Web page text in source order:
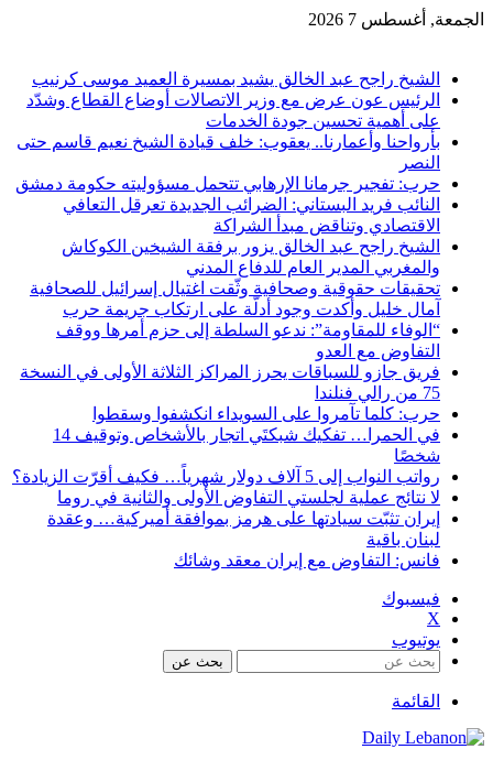
الجمعة, أغسطس 7 2026
الشيخ راجح عبد الخالق يشيد بمسيرة العميد موسى كرنيب
الرئيس عون عرض مع وزير الاتصالات أوضاع القطاع وشدّد
على أهمية تحسين جودة الخدمات
بأرواحنا وأعمارنا.. يعقوب: خلف قيادة الشيخ نعيم قاسم حتى
النصر
حرب: تفجير جرمانا الإرهابي تتحمل مسؤوليته حكومة دمشق
النائب فريد البستاني: الضرائب الجديدة تعرقل التعافي
الاقتصادي وتناقض مبدأ الشراكة
الشيخ راجح عبد الخالق يزور برفقة الشيخين الكوكاش
والمغربي المدير العام للدفاع المدني
تحقيقات حقوقية وصحافية وثّقت اغتيال إسرائيل للصحافية
آمال خليل وأكدت وجود أدلّة على ارتكاب جريمة حرب
“الوفاء للمقاومة”: ندعو السلطة إلى حزم أمرها ووقف
التفاوض مع العدو
فريق جازو للسباقات يحرز المراكز الثلاثة الأولى في النسخة
75 من رالي فنلندا
حرب: كلما تآمروا على السويداء انكشفوا وسقطوا
في الحمرا… تفكيك شبكتَي اتجار بالأشخاص وتوقيف 14
شخصًا
رواتب النواب إلى 5 آلاف دولار شهرياً… فكيف أقرّت الزيادة؟
لا نتائج عملية لجلستي التفاوض الأولى والثانية في روما
إيران تثبّت سيادتها على هرمز بموافقة أميركية… وعقدة
لبنان باقية
فانس: التفاوض مع إيران معقد وشائك
فيسبوك
X
يوتيوب
بحث عن
القائمة